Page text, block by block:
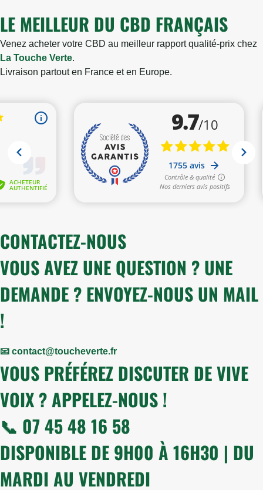
LE MEILLEUR DU CBD FRANÇAIS
Venez acheter votre CBD au meilleur rapport qualité-prix chez
La Touche Verte.
Livraison partout en France et en Europe.
CONTACTEZ-NOUS
VOUS AVEZ UNE QUESTION ? UNE
DEMANDE ? ENVOYEZ-NOUS UN MAIL
!
📧 contact@toucheverte.fr
VOUS PRÉFÉREZ DISCUTER DE VIVE
VOIX ? APPELEZ-NOUS !
📞 07 45 48 16 58
DISPONIBLE DE 9H00 À 16H30 | DU
MARDI AU VENDREDI